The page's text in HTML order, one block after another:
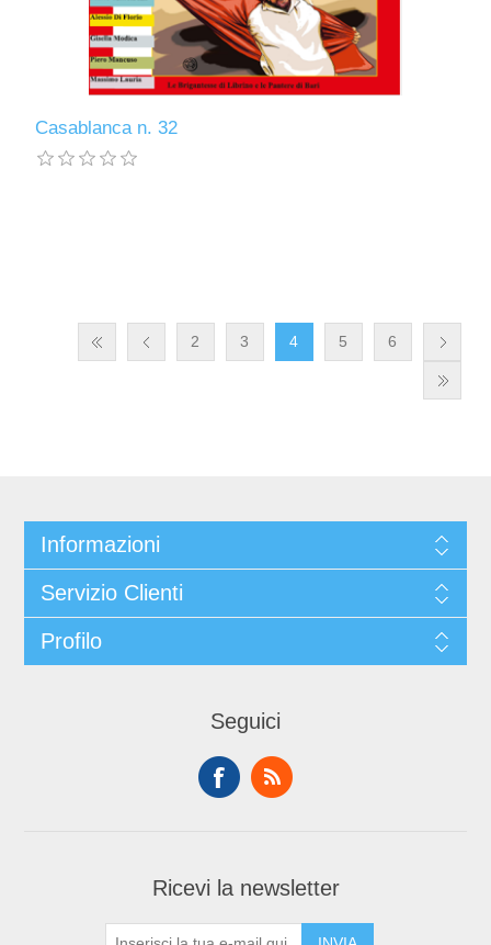
Casablanca n. 32
2 3 4 5 6
Informazioni
Servizio Clienti
Profilo
Seguici
Ricevi la newsletter